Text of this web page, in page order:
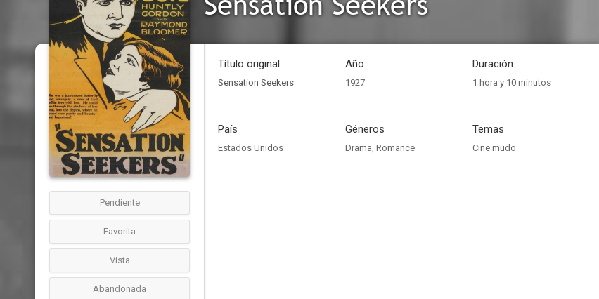
Pendiente
Favorita
Vista
Abandonada
Título original
Sensation Seekers
Año
1927
Duración
1 hora y 10 minutos
País
Estados Unidos
Géneros
Drama, Romance
Temas
Cine mudo